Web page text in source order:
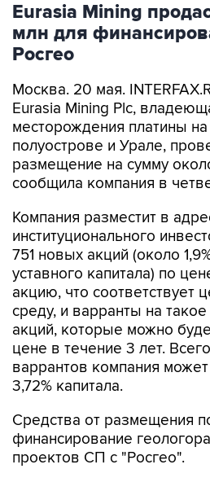
Eurasia Mining
млн для
Росгео
Москва. 20 мая.
Eurasia Mining Plc,
месторождения платины
полуострове и Урале,
размещение на сумму
сообщила компания в
Компания разместит в
институционального
751 новых акций (около
уставного капитала) по
акцию, что соответствует
среду, и варранты на
акций, которые можно
цене в течение 3 лет.
варрантов компания
3,72% капитала.
Средства от размещения
финансирование
проектов СП с "Росгео".